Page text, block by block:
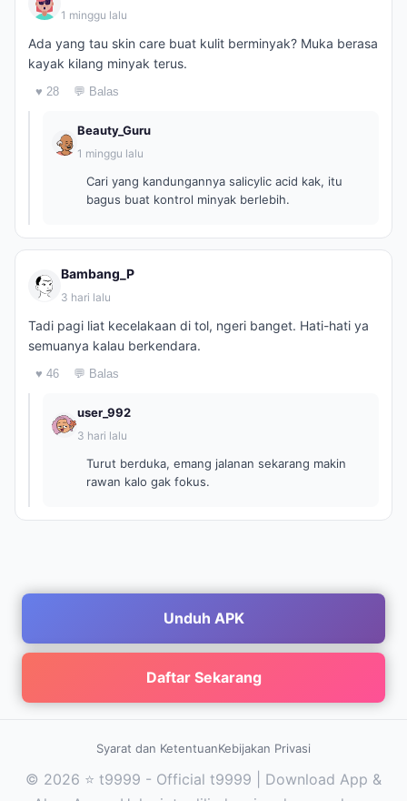
1 minggu lalu
Ada yang tau skin care buat kulit berminyak? Muka berasa
kayak kilang minyak terus.
♥ 28 💬 Balas
Beauty_Guru
1 minggu lalu
Cari yang kandungannya salicylic acid kak, itu
bagus buat kontrol minyak berlebih.
Bambang_P
3 hari lalu
Tadi pagi liat kecelakaan di tol, ngeri banget. Hati-hati ya
semuanya kalau berkendara.
♥ 46 💬 Balas
user_992
3 hari lalu
Turut berduka, emang jalanan sekarang makin
rawan kalo gak fokus.
Unduh APK
Daftar Sekarang
Syarat dan KetentuanKebijakan Privasi
© 2026 ⭐ t9999 - Official t9999 | Download App &